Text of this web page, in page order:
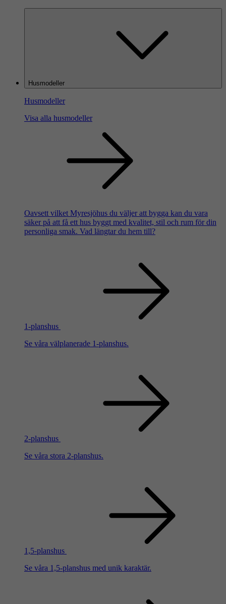
Husmodeller
Husmodeller
Visa alla husmodeller
Oavsett vilket Myresjöhus du väljer att bygga kan du vara
säker på att få ett hus byggt med kvalitet, stil och rum för din
personliga smak. Vad längtar du hem till?
1-planshus
Se våra välplanerade 1-planshus.
2-planshus
Se våra stora 2-planshus.
1,5-planshus
Se våra 1,5-planshus med unik karaktär.